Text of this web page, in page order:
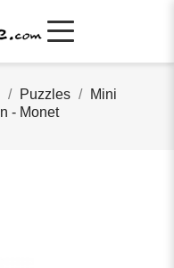
Puzzles
Mini
- Monet